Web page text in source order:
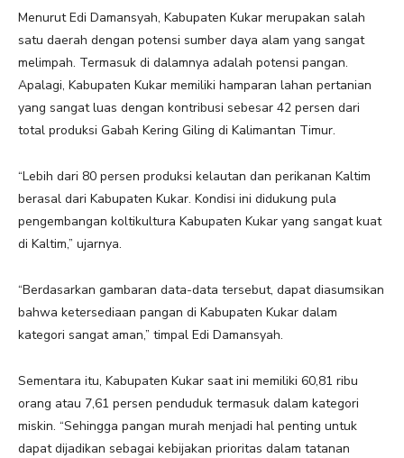
Menurut Edi Damansyah, Kabupaten Kukar merupakan salah
satu daerah dengan potensi sumber daya alam yang sangat
melimpah. Termasuk di dalamnya adalah potensi pangan.
Apalagi, Kabupaten Kukar memiliki hamparan lahan pertanian
yang sangat luas dengan kontribusi sebesar 42 persen dari
total produksi Gabah Kering Giling di Kalimantan Timur.
“Lebih dari 80 persen produksi kelautan dan perikanan Kaltim
berasal dari Kabupaten Kukar. Kondisi ini didukung pula
pengembangan koltikultura Kabupaten Kukar yang sangat kuat
di Kaltim,” ujarnya.
“Berdasarkan gambaran data-data tersebut, dapat diasumsikan
bahwa ketersediaan pangan di Kabupaten Kukar dalam
kategori sangat aman,” timpal Edi Damansyah.
Sementara itu, Kabupaten Kukar saat ini memiliki 60,81 ribu
orang atau 7,61 persen penduduk termasuk dalam kategori
miskin. “Sehingga pangan murah menjadi hal penting untuk
dapat dijadikan sebagai kebijakan prioritas dalam tatanan